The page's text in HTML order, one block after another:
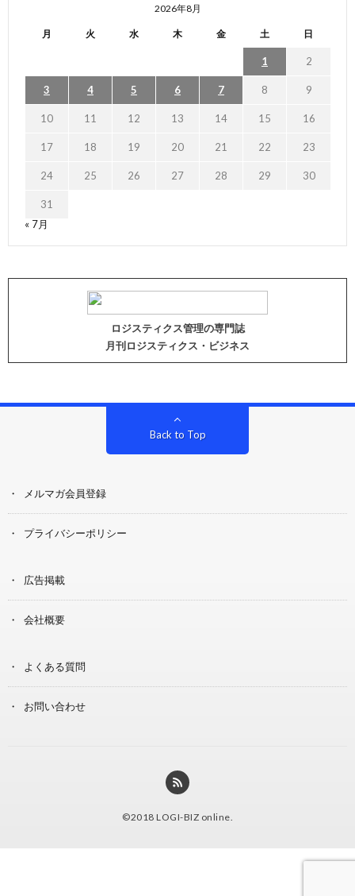
2026年8月
月 火 水 木 金 土 日
1 2
3 4 5 6 7 8 9
10 11 12 13 14 15 16
17 18 19 20 21 22 23
24 25 26 27 28 29 30
31
« 7月
ロジスティクス管理の専門誌
月刊ロジスティクス・ビジネス
Back to Top
メルマガ会員登録
プライバシーポリシー
広告掲載
会社概要
よくある質問
お問い合わせ
©2018 LOGI-BIZ online.